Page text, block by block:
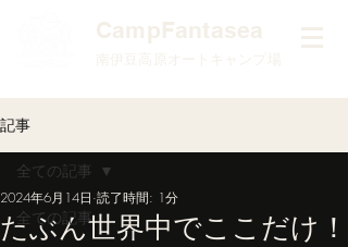
​CampFantasea
南伊豆高原オートキャンプ場
記事
全ての記事
全ての記事
たぶん世界中でここだけ！
2024年6月14日 読了時間: 1分